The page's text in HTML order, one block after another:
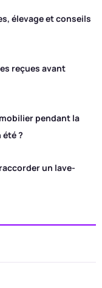
élevage et conseils
reçues avant
pendant la
?
un lave-